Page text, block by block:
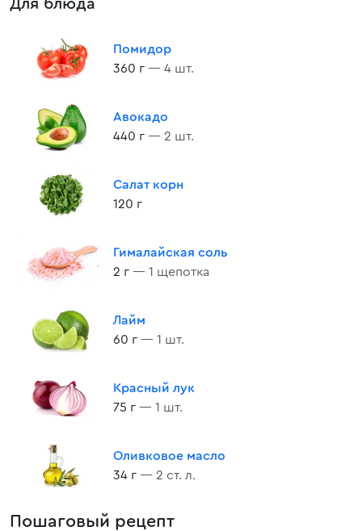
Для блюда
Помидор
360 г — 4 шт.
Авокадо
440 г — 2 шт.
Салат корн
120 г
Гималайская соль
2 г — 1 щепотка
Лайм
60 г — 1 шт.
Красный лук
75 г — 1 шт.
Оливковое масло
34 г — 2 ст. л.
Пошаговый рецепт